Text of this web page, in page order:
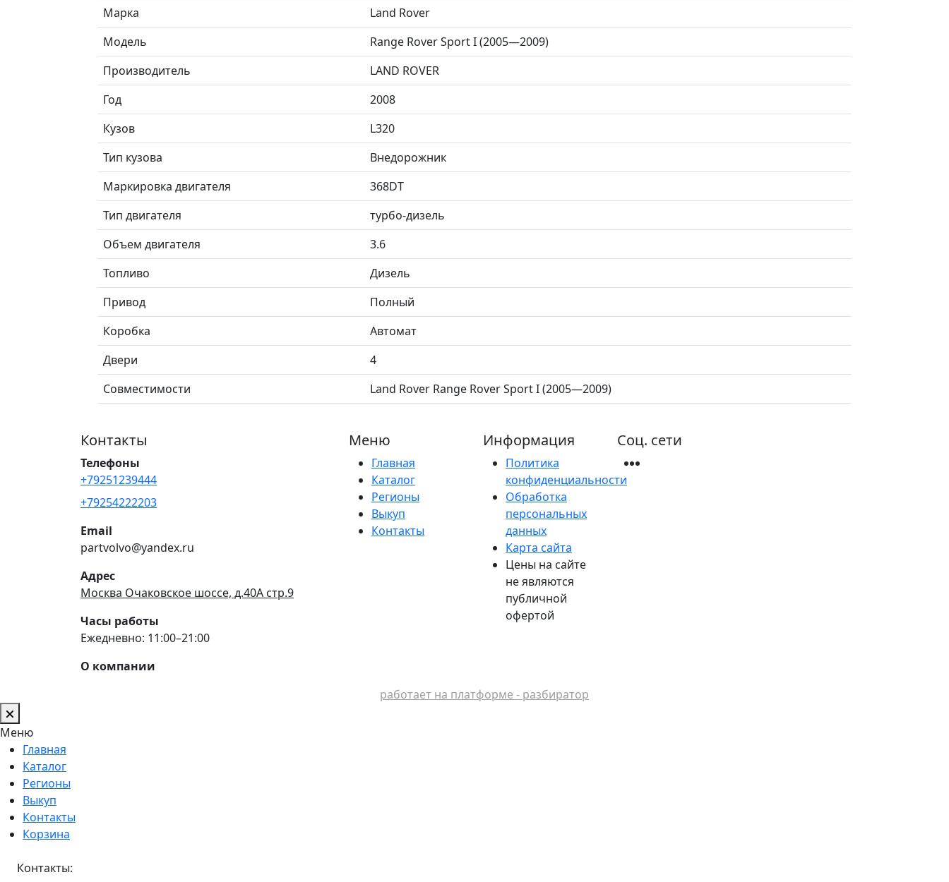
Марка
Land Rover
Модель
Range Rover Sport I (2005—2009)
Производитель
LAND ROVER
Год
2008
Кузов
L320
Тип кузова
Внедорожник
Маркировка двигателя
368DT
Тип двигателя
турбо-дизель
Объем двигателя
3.6
Топливо
Дизель
Привод
Полный
Коробка
Автомат
Двери
4
Совместимости
Land Rover Range Rover Sport I (2005—2009)
Контакты
Телефоны
+79251239444
+79254222203
Email
partvolvo@yandex.ru
Адрес
Москва Очаковское шоссе, д.40А стр.9
Часы работы
Ежедневно: 11:00–21:00
О компании
Меню
Главная
Каталог
Регионы
Выкуп
Контакты
Информация
Политика
конфиденциальности
Обработка
персональных
данных
Карта сайта
Цены на сайте
не являются
публичной
офертой
Соц. сети
работает на платформе - разбиратор
Меню
Главная
Каталог
Регионы
Выкуп
Контакты
Корзина
Контакты: